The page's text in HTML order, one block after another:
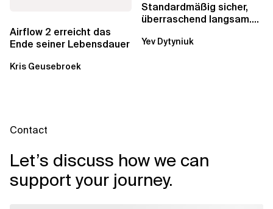
Airflow 2 erreicht das
Ende seiner Lebensdauer
Kris Geusebroek
Standardmäßig sicher,
überraschend langsam.
über die RDS...
Yev Dytyniuk
Contact
Let’s discuss how we can
support your journey.